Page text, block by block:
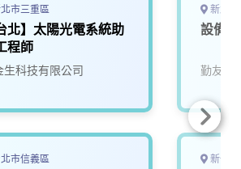
市三重區
北】太陽光電系統助
程師
生科技有限公司
市信義區
新北
設備
勤友企
新竹